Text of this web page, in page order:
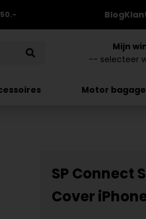
Blog
Mijn
Motor bagage
SP Connect
Cover